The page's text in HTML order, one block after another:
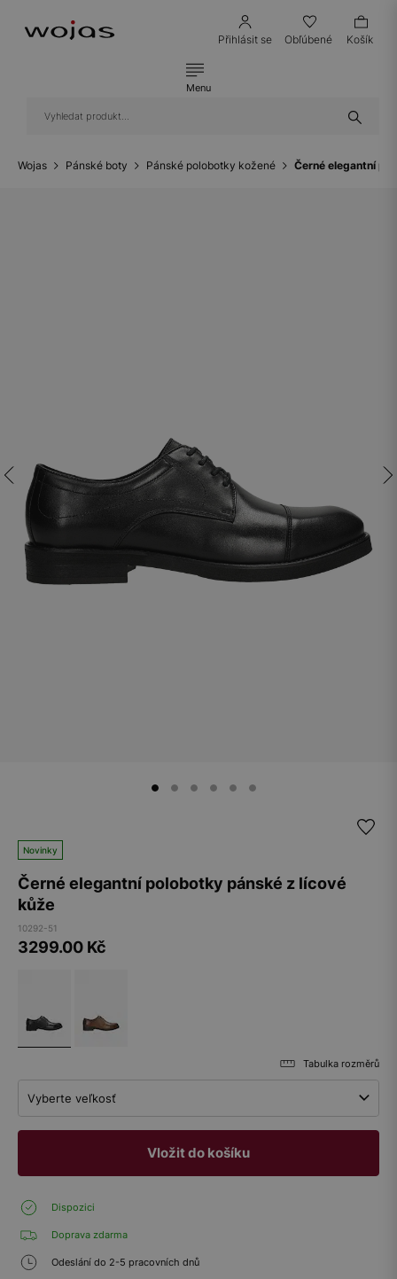
Přihlásit se Obľúbené Košík
Menu
Wojas Pánské boty Pánské polobotky kožené Černé elegantní
Novinky
Černé elegantní polobotky pánské z lícové
kůže
10292-51
3299.00 Kč
Tabulka rozměrů
Vyberte veľkosť
Vložit do košíku
Dispozici
Doprava zdarma
Odeslání do 2-5 pracovních dnů